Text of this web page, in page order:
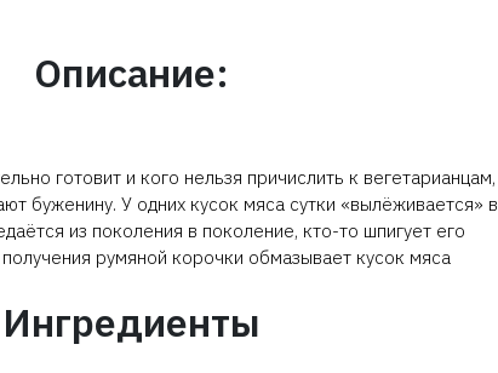
Описание:
готовит и кого нельзя причислить к вегетарианцам,
буженину. У одних кусок мяса сутки «вылёживается» в
из поколения в поколение, кто-то шпигует его
румяной корочки обмазывает кусок мяса
Ингредиенты